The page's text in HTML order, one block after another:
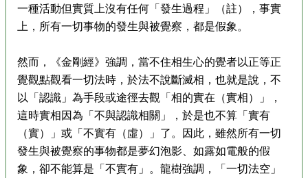
一種活動但實質上沒有任何「發生過程」（註），事實
上，所有一切事物的發生與被覺察，都是假象。
然而，《金剛經》強調，當不住相生心的覺者以正等正
覺觀點觀看一切法時，於法不說斷滅相，也就是說，不
以「認識」為手段或途徑去觀「相的實在（實相）」，
這時實相因為「不與認識相關」，於是也不算「實有
（實）」或「不實有（虛）」了。因此，雖然所有一切
發生與被覺察的事物都是夢幻泡影、如露如電般的假
象，卻不能算是「不實有」。龍樹強調，「一切法空」